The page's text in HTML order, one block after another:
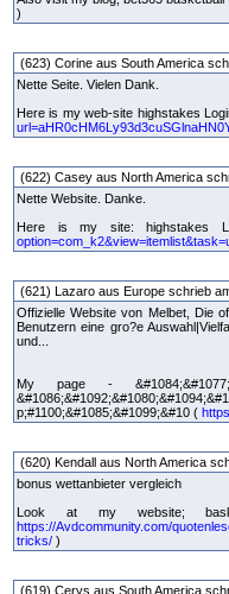
)
(623) Corine aus South America
Nette Seite. Vielen Dank.
Here is my web-site highstakes
(622) Casey aus North America
Nette Website. Danke.
Here is my site: highstakes
(621) Lazaro aus Europe schrieb
Offizielle Website von Melbet, Die
Benutzern eine gro?e
und...
My page -
p;#1100;&#1085;&#1099;&#10 (
(620) Kendall aus North America
bonus wettanbieter vergleich
Look at my website;
https://Avdcommunity.com/
tricks/ )
(619) Cerys aus South America